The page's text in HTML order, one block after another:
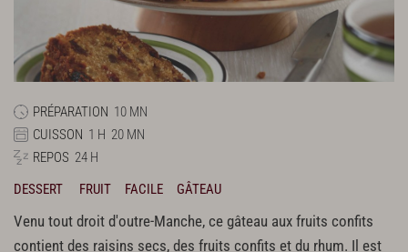
PRÉPARATION 10 MN
CUISSON 1 H 20 MN
REPOS 24 H
DESSERT
FRUIT FACILE GÂTEAU
Venu tout droit d'outre-Manche, ce gâteau aux fruits confits
contient des raisins secs, des fruits confits et du rhum. Il est